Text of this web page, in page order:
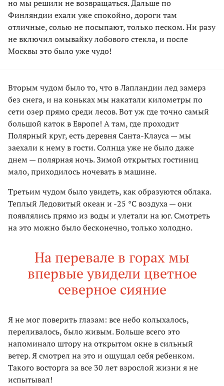
но мы решили не возвращаться. Дальше по
Финляндии ехали уже спокойно, дороги там
отличные, солью не посыпают, только песком. Ни разу
не включил омывайку лобового стекла, и после
Москвы это было уже чудо!
Вторым чудом было то, что в Лапландии лед замерз
без снега, и на коньках мы накатали километры по
сети озер прямо среди лесов. Вот уж где точно самый
большой каток в Европе! А там, где проходит
Полярный круг, есть деревня Санта-Клауса — мы
заехали к нему в гости. Солнца уже не было даже
днем — полярная ночь. Зимой открытых гостиниц
мало, приходилось ночевать в машине.
Третьим чудом было увидеть, как образуются облака.
Теплый Ледовитый океан и -25 °С воздуха — они
появлялись прямо из воды и улетали на юг. Смотреть
на это можно было бесконечно, только холодно.
На перевале в горах мы
впервые увидели цветное
северное сияние
Я не мог поверить глазам: все небо колыхалось,
переливалось, было живым. Больше всего это
напоминало штору на открытом окне в сильный
ветер. Я смотрел на это и ощущал себя ребенком.
Такого восторга за все 30 лет взрослой жизни я не
испытывал!